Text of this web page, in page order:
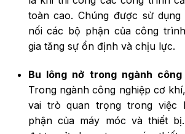
toàn cao. Chúng được sử
nối các bộ phận của công
gia tăng sự ổn định và chịu lực.
Bu lông nở trong ngành
Trong ngành công nghiệp cơ
vai trò quan trọng trong việc
phận của máy móc và thiết